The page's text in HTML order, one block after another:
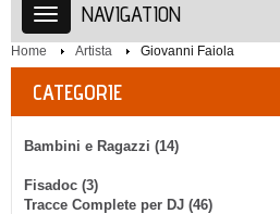
NAVIGATION
Home Artista Giovanni Faiola
CATEGORIE
Bambini e Ragazzi (14)
Fisadoc (3)
Tracce Complete per DJ (46)